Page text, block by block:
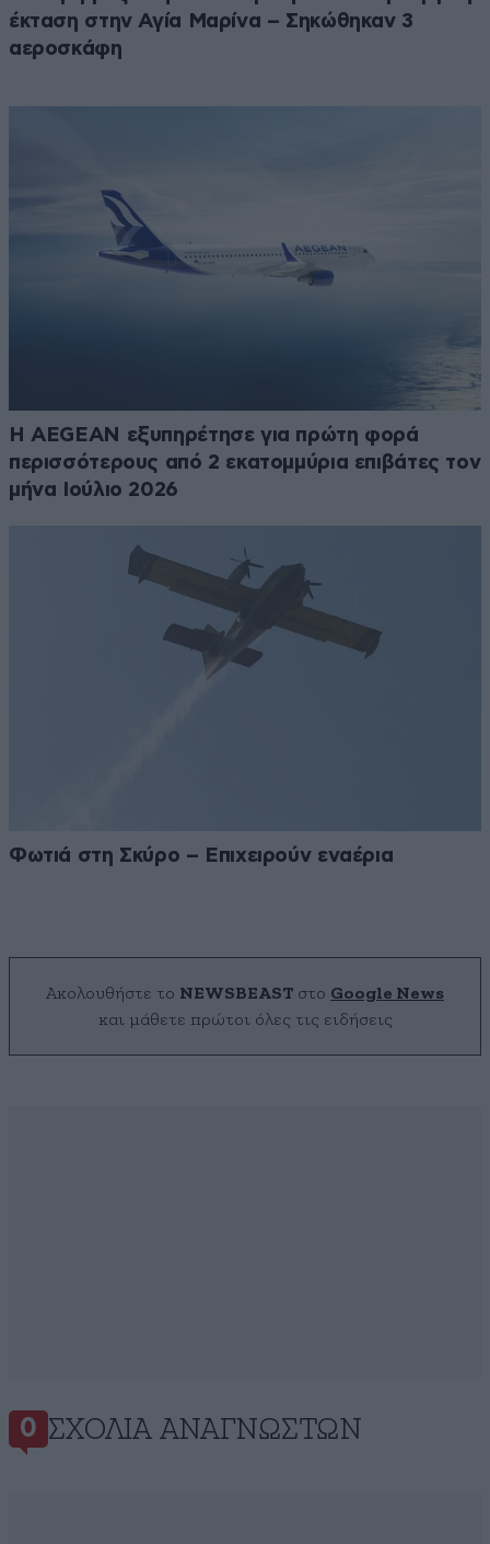
έκταση στην Αγία Μαρίνα – Σηκώθηκαν 3
αεροσκάφη
Η AEGEAN εξυπηρέτησε για πρώτη φορά
περισσότερους από 2 εκατομμύρια επιβάτες τον
μήνα Ιούλιο 2026
Φωτιά στη Σκύρο – Επιχειρούν εναέρια
Ακολουθήστε το NEWSBEAST στο Google News
και μάθετε πρώτοι όλες τις ειδήσεις
0 ΣΧΌΛΙΑ ΑΝΑΓΝΩΣΤΏΝ